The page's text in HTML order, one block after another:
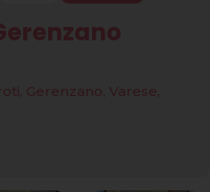
Gerenzano, Varese,